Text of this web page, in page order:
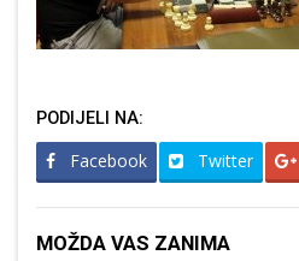
PODIJELI NA:
Facebook Twitter
MOŽDA VAS ZANIMA